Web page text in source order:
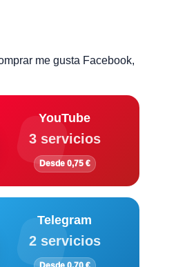
me gusta Facebook,
YouTube
3 servicios
Desde 0,75 €
Telegram
2 servicios